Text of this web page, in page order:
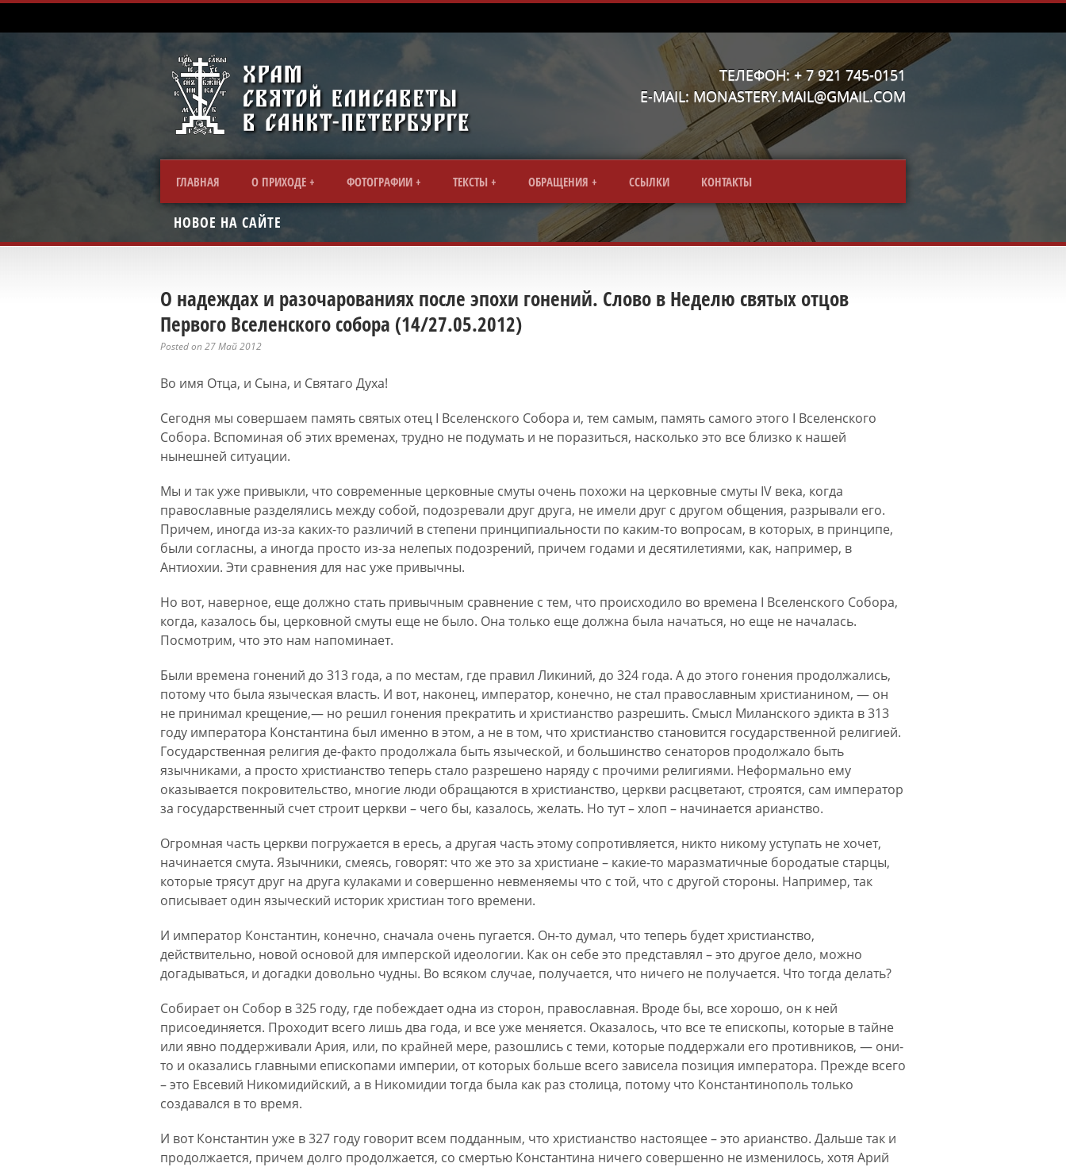
ТЕЛЕФОН: + 7 921 745-0151
E-MAIL: MONASTERY.MAIL@GMAIL.COM
ГЛАВНАЯ О ПРИХОДЕ ФОТОГРАФИИ ТЕКСТЫ ОБРАЩЕНИЯ CСЫЛКИ КОНТАКТЫ
НОВОЕ НА САЙТЕ
О надеждах и разочарованиях после эпохи гонений. Слово в Неделю святых отцов
Первого Вселенского собора (14/27.05.2012)
Posted on 27 Май 2012
Во имя Отца, и Сына, и Святаго Духа!
Сегодня мы совершаем память святых отец I Вселенского Собора и, тем самым, память самого этого I Вселенского
Собора. Вспоминая об этих временах, трудно не подумать и не поразиться, насколько это все близко к нашей
нынешней ситуации.
Мы и так уже привыкли, что современные церковные смуты очень похожи на церковные смуты IV века, когда
православные разделялись между собой, подозревали друг друга, не имели друг с другом общения, разрывали его.
Причем, иногда из-за каких-то различий в степени принципиальности по каким-то вопросам, в которых, в принципе,
были согласны, а иногда просто из-за нелепых подозрений, причем годами и десятилетиями, как, например, в
Антиохии. Эти сравнения для нас уже привычны.
Но вот, наверное, еще должно стать привычным сравнение с тем, что происходило во времена I Вселенского Собора,
когда, казалось бы, церковной смуты еще не было. Она только еще должна была начаться, но еще не началась.
Посмотрим, что это нам напоминает.
Были времена гонений до 313 года, а по местам, где правил Ликиний, до 324 года. А до этого гонения продолжались,
потому что была языческая власть. И вот, наконец, император, конечно, не стал православным христианином, — он
не принимал крещение,— но решил гонения прекратить и христианство разрешить. Смысл Миланского эдикта в 313
году императора Константина был именно в этом, а не в том, что христианство становится государственной религией.
Государственная религия де-факто продолжала быть языческой, и большинство сенаторов продолжало быть
язычниками, а просто христианство теперь стало разрешено наряду с прочими религиями. Неформально ему
оказывается покровительство, многие люди обращаются в христианство, церкви расцветают, строятся, сам император
за государственный счет строит церкви – чего бы, казалось, желать. Но тут – хлоп – начинается арианство.
Огромная часть церкви погружается в ересь, а другая часть этому сопротивляется, никто никому уступать не хочет,
начинается смута. Язычники, смеясь, говорят: что же это за христиане – какие-то маразматичные бородатые старцы,
которые трясут друг на друга кулаками и совершенно невменяемы что с той, что с другой стороны. Например, так
описывает один языческий историк христиан того времени.
И император Константин, конечно, сначала очень пугается. Он-то думал, что теперь будет христианство,
действительно, новой основой для имперской идеологии. Как он себе это представлял – это другое дело, можно
догадываться, и догадки довольно чудны. Во всяком случае, получается, что ничего не получается. Что тогда делать?
Собирает он Собор в 325 году, где побеждает одна из сторон, православная. Вроде бы, все хорошо, он к ней
присоединяется. Проходит всего лишь два года, и все уже меняется. Оказалось, что все те епископы, которые в тайне
или явно поддерживали Ария, или, по крайней мере, разошлись с теми, которые поддержали его противников, — они-
то и оказались главными епископами империи, от которых больше всего зависела позиция императора. Прежде всего
– это Евсевий Никомидийский, а в Никомидии тогда была как раз столица, потому что Константинополь только
создавался в то время.
И вот Константин уже в 327 году говорит всем подданным, что христианство настоящее – это арианство. Дальше так и
продолжается, причем долго продолжается, со смертью Константина ничего совершенно не изменилось, хотя Арий